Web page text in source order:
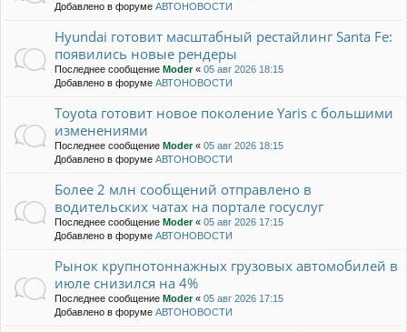
Добавлено в форуме АВТОНОВОСТИ
Hyundai готовит масштабный рестайлинг Santa Fe:
появились новые рендеры
Последнее сообщение Moder« 05 авг 2026 18:15
Добавлено в форуме АВТОНОВОСТИ
Toyota готовит новое поколение Yaris с большими
изменениями
Последнее сообщение Moder« 05 авг 2026 18:15
Добавлено в форуме АВТОНОВОСТИ
Более 2 млн сообщений отправлено в
водительских чатах на портале госуслуг
Последнее сообщение Moder« 05 авг 2026 17:15
Добавлено в форуме АВТОНОВОСТИ
Рынок крупнотоннажных грузовых автомобилей в
июле снизился на 4%
Последнее сообщение Moder« 05 авг 2026 17:15
Добавлено в форуме АВТОНОВОСТИ